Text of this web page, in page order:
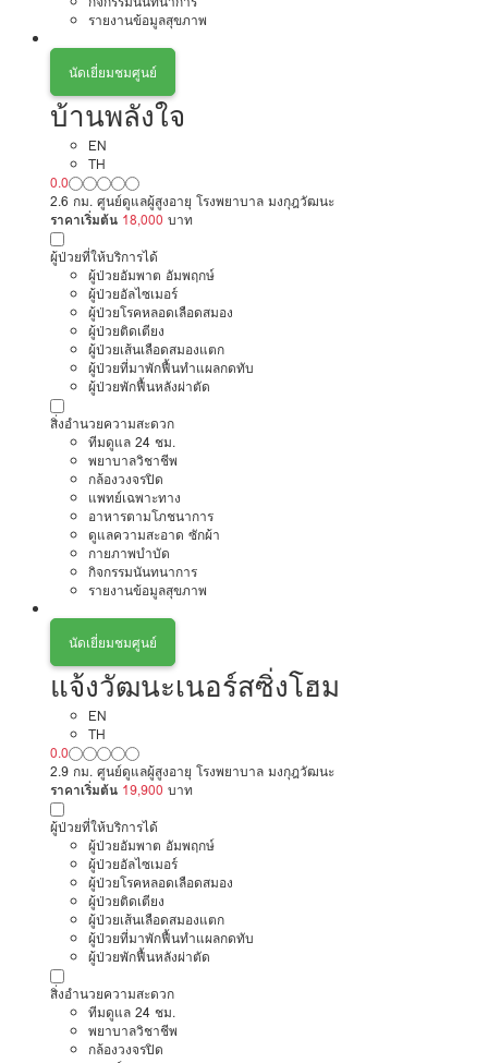
รายงานข้อมูลสุขภาพ
นัดเยี่ยมชมศูนย์
บ้านพลังใจ
EN
TH
0.0
2.6 กม. ศูนย์ดูแลผู้สูงอายุ โรงพยาบาล มงกุฎวัฒนะ
ราคาเริ่มต้น 18,000 บาท
ผู้ป่วยที่ให้บริการได้
ผู้ป่วยอัมพาต อัมพฤกษ์
ผู้ป่วยอัลไซเมอร์
ผู้ป่วยโรคหลอดเลือดสมอง
ผู้ป่วยติดเตียง
ผู้ป่วยเส้นเลือดสมองแตก
ผู้ป่วยที่มาพักฟื้นทำแผลกดทับ
ผู้ป่วยพักฟื้นหลังผ่าตัด
สิ่งอำนวยความสะดวก
ทีมดูแล 24 ชม.
พยาบาลวิชาชีพ
กล้องวงจรปิด
แพทย์เฉพาะทาง
อาหารตามโภชนาการ
ดูแลความสะอาด ซักผ้า
กายภาพบำบัด
กิจกรรมนันทนาการ
รายงานข้อมูลสุขภาพ
นัดเยี่ยมชมศูนย์
แจ้งวัฒนะเนอร์สซิ่งโฮม
EN
TH
0.0
2.9 กม. ศูนย์ดูแลผู้สูงอายุ โรงพยาบาล มงกุฎวัฒนะ
ราคาเริ่มต้น 19,900 บาท
ผู้ป่วยที่ให้บริการได้
ผู้ป่วยอัมพาต อัมพฤกษ์
ผู้ป่วยอัลไซเมอร์
ผู้ป่วยโรคหลอดเลือดสมอง
ผู้ป่วยติดเตียง
ผู้ป่วยเส้นเลือดสมองแตก
ผู้ป่วยที่มาพักฟื้นทำแผลกดทับ
ผู้ป่วยพักฟื้นหลังผ่าตัด
สิ่งอำนวยความสะดวก
ทีมดูแล 24 ชม.
พยาบาลวิชาชีพ
กล้องวงจรปิด